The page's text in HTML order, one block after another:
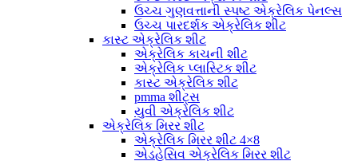
ઉચ્ચ ગુણવત્તાની સ્પષ્ટ એક્રેલિક પેનલ્સ
ઉચ્ચ પારદર્શક એક્રેલિક શીટ
કાસ્ટ એક્રેલિક શીટ
એક્રેલિક કાચની શીટ
એક્રેલિક પ્લાસ્ટિક શીટ
કાસ્ટ એક્રેલિક શીટ
pmma શીટ્સ
યુવી એક્રેલિક શીટ
એક્રેલિક મિરર શીટ
એક્રેલિક મિરર શીટ 4×8
એડહેસિવ એક્રેલિક મિરર શીટ